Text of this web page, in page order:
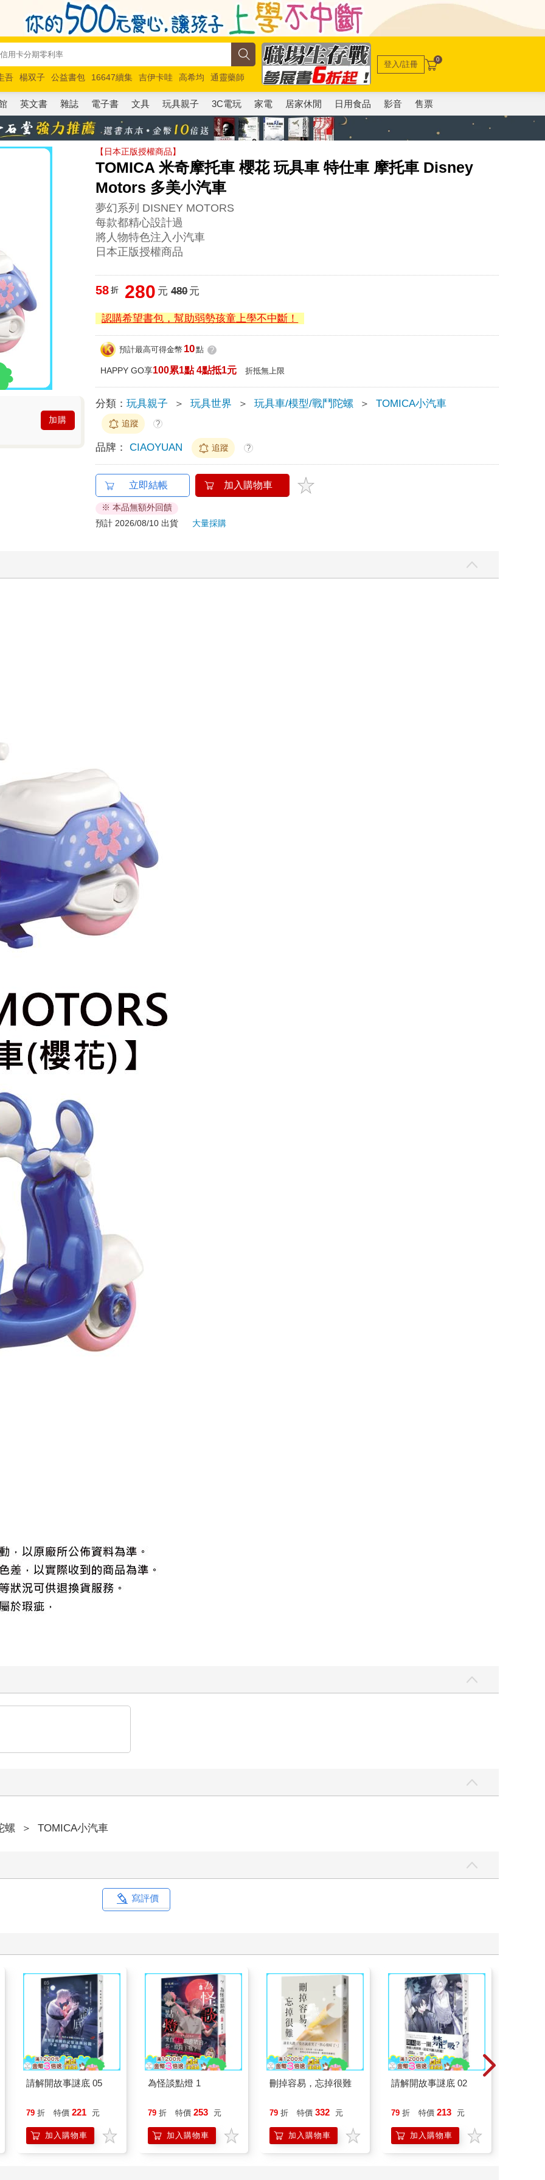
吾 楊双子 公益書包 16647續集 吉伊卡哇 高希均
通靈藥師
路邊攤新作
馬斯克 玩具總動員5 超慢跑
登入/註冊 0
英文書 雜誌 電子書 文具 玩具親子 3C電玩 家電 居家休閒 日用食品 影音 售票
【日本正版授權商品】
TOMICA 米奇摩托車 櫻花 玩具車 特仕車 摩托車 Disney
Motors 多美小汽車
夢幻系列 DISNEY MOTORS
每款都精心設計過
將人物特色注入小汽車
日本正版授權商品
加購
58 折 280 元 480元
認購希望書包，幫助弱勢孩童上學不中斷！
預計最高可得金幣 10點 ?
HAPPY GO享100累1點 4點抵1元 折抵無上限
分類：玩具親子 ＞ 玩具世界 ＞ 玩具車/模型/戰鬥陀螺 ＞ TOMICA小汽車
追蹤 ?
品牌： CIAOYUAN 追蹤 ?
立即結帳 加入購物車
※ 本品無額外回饋
預計 2026/08/10 出貨
大量採購
螺 ＞ TOMICA小汽車
寫評價
請解開故事謎底 05
79 折 特價 221 元
加入購物車
為怪談點燈 1
79 折 特價 253 元
加入購物車
刪掉容易，忘掉很難
79 折 特價 332 元
加入購物車
請解開故事謎底 02
79 折 特價 213 元
加入購物車